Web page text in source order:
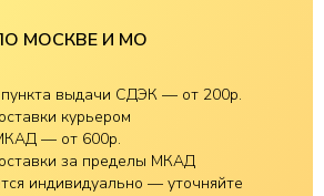
МОСКВЕ И МО
выдачи СДЭК — от 200р.
курьером
— от 600р.
за пределы МКАД
индивидуально — уточняйте